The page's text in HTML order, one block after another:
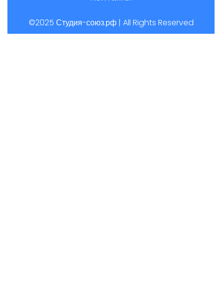
©2025 Студия-союз.рф | All Rights Reserved